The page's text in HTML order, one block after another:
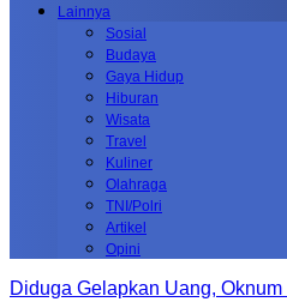
Lainnya
Sosial
Budaya
Gaya Hidup
Hiburan
Wisata
Travel
Kuliner
Olahraga
TNI/Polri
Artikel
Opini
Diduga Gelapkan Uang,